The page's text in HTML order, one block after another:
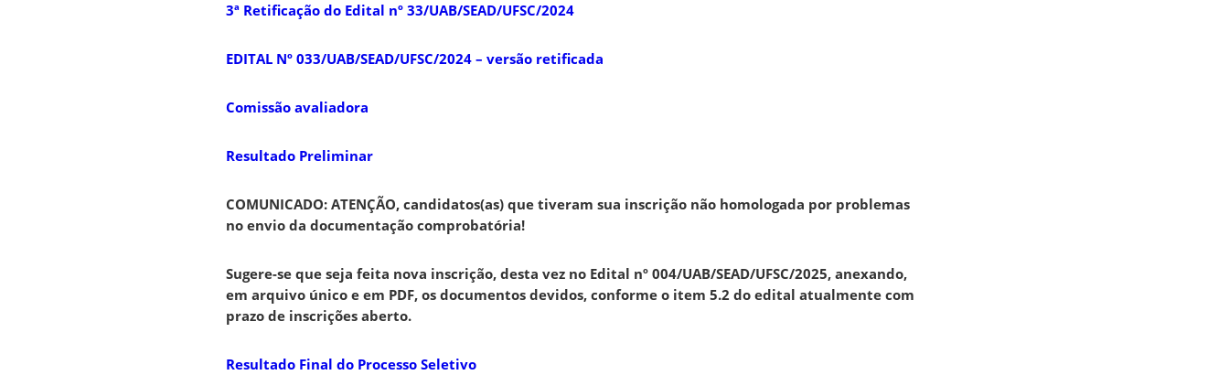
3ª Retificação do Edital nº 33/UAB/SEAD/UFSC/2024
EDITAL Nº 033/UAB/SEAD/UFSC/2024 – versão retificada
Comissão avaliadora
Resultado Preliminar
COMUNICADO: ATENÇÃO, candidatos(as) que tiveram sua inscrição não homologada por problemas
no envio da documentação comprobatória!
Sugere-se que seja feita nova inscrição, desta vez no Edital nº 004/UAB/SEAD/UFSC/2025, anexando,
em arquivo único e em PDF, os documentos devidos, conforme o item 5.2 do edital atualmente com
prazo de inscrições aberto.
Resultado Final do Processo Seletivo